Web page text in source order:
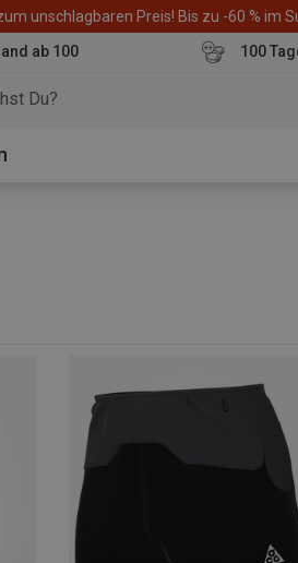
unschlagbaren Preis! Bis zu -60 % im
ab 100
100